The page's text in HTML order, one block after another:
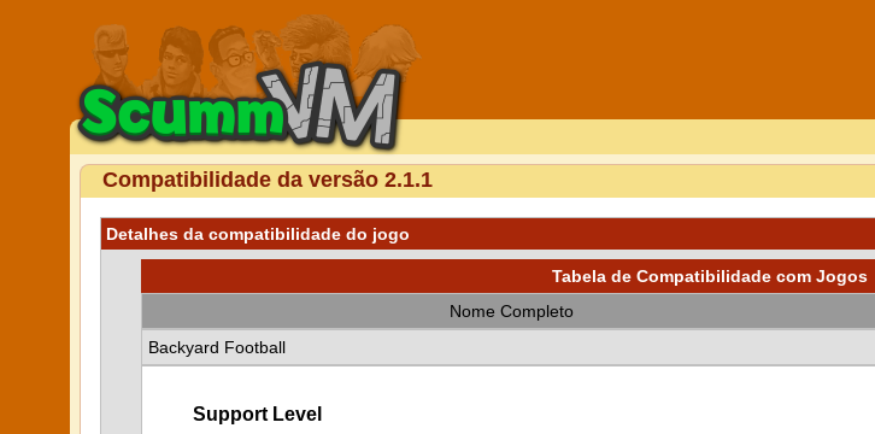
Compatibilidade da versão 2.1.1
Detalhes da compatibilidade do jogo
Tabela de Compatibilidade com Jogos
Nome Completo
Backyard Football
Support Level